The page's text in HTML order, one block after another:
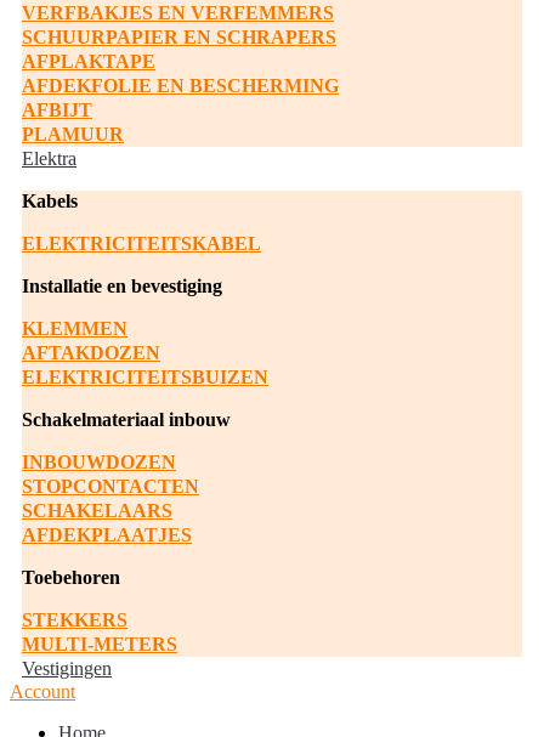
VERFBAKJES EN VERFEMMERS
SCHUURPAPIER EN SCHRAPERS
AFPLAKTAPE
AFDEKFOLIE EN BESCHERMING
AFBIJT
PLAMUUR
Elektra
Kabels
ELEKTRICITEITSKABEL
Installatie en bevestiging
KLEMMEN
AFTAKDOZEN
ELEKTRICITEITSBUIZEN
Schakelmateriaal inbouw
INBOUWDOZEN
STOPCONTACTEN
SCHAKELAARS
AFDEKPLAATJES
Toebehoren
STEKKERS
MULTI-METERS
Vestigingen
Account
Home